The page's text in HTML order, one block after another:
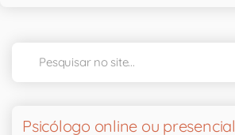
Psicólogo online ou presencial